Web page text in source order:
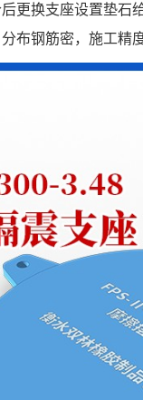
更换支座设置垫石
布钢筋密，施工精